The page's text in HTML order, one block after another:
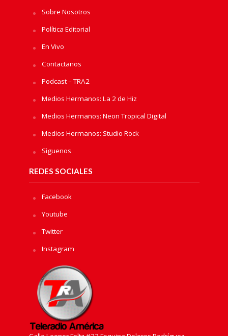
Sobre Nosotros
Política Editorial
En Vivo
Contactanos
Podcast – TRA2
Medios Hermanos: La 2 de Hiz
Medios Hermanos: Neon Tropical Digital
Medios Hermanos: Studio Rock
Sìguenos
REDES SOCIALES
Facebook
Youtube
Twitter
Instagram